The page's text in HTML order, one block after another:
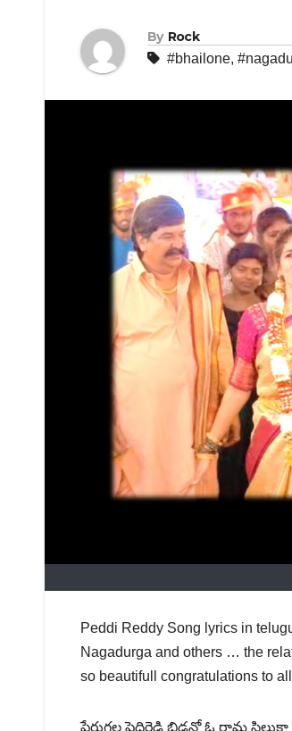
By Rock
#bhailone,
Peddi Reddy Song lyrics in
Nagadurga and others … the
so beautifull congratulations to
పేరుగల్ల పెద్దిరెడ్డి బిడ్డనో ఓ రామ సిలుకా